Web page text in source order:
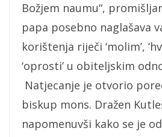
Božjem naumu“,
papa posebno naglašava
korištenja riječi ‘molim’,
‘oprosti’ u obiteljskim
Natjecanje je otvorio
biskup mons. Dražen
napomenuvši kako se je